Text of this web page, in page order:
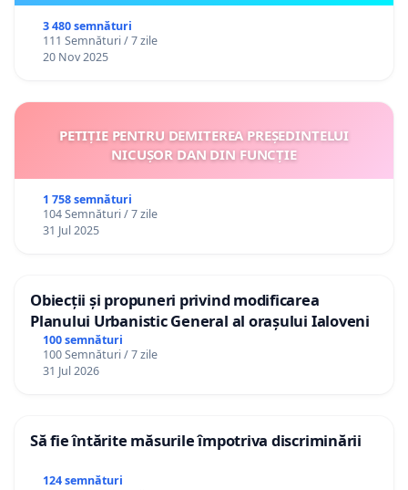
3 480 semnături
111 Semnături / 7 zile
20 Nov 2025
PETIȚIE PENTRU DEMITEREA PREȘEDINTELUI
NICUȘOR DAN DIN FUNCȚIE
1 758 semnături
104 Semnături / 7 zile
31 Jul 2025
Obiecții și propuneri privind modificarea
Planului Urbanistic General al orașului Ialoveni
100 semnături
100 Semnături / 7 zile
31 Jul 2026
Să fie întărite măsurile împotriva discriminării
124 semnături